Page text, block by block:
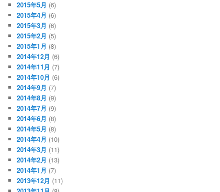
2015年5月 (6)
2015年4月 (6)
2015年3月 (6)
2015年2月 (5)
2015年1月 (8)
2014年12月 (6)
2014年11月 (7)
2014年10月 (6)
2014年9月 (7)
2014年8月 (9)
2014年7月 (9)
2014年6月 (8)
2014年5月 (8)
2014年4月 (10)
2014年3月 (11)
2014年2月 (13)
2014年1月 (7)
2013年12月 (11)